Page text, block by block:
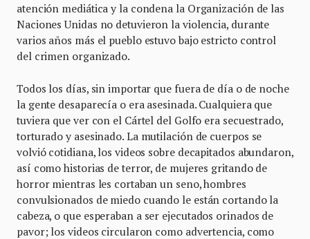
atención mediática y la condena la Organización de las
Naciones Unidas no detuvieron la violencia, durante
varios años más el pueblo estuvo bajo estricto control
del crimen organizado.
Todos los días, sin importar que fuera de día o de noche
la gente desaparecía o era asesinada. Cualquiera que
tuviera que ver con el Cártel del Golfo era secuestrado,
torturado y asesinado. La mutilación de cuerpos se
volvió cotidiana, los videos sobre decapitados abundaron,
así como historias de terror, de mujeres gritando de
horror mientras les cortaban un seno, hombres
convulsionados de miedo cuando le están cortando la
cabeza, o que esperaban a ser ejecutados orinados de
pavor; los videos circularon como advertencia, como